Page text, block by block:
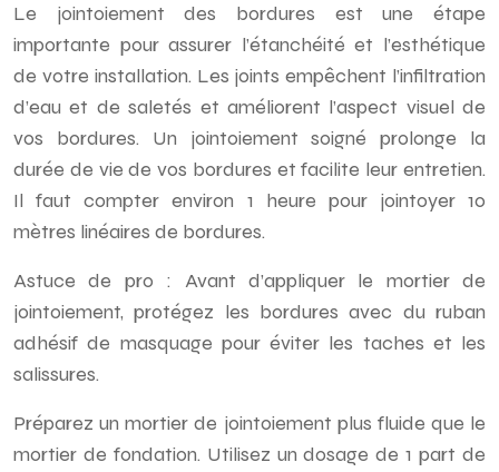
Le jointoiement des bordures est une étape
importante pour assurer l’étanchéité et l’esthétique
de votre installation. Les joints empêchent l’infiltration
d’eau et de saletés et améliorent l’aspect visuel de
vos bordures. Un jointoiement soigné prolonge la
durée de vie de vos bordures et facilite leur entretien.
Il faut compter environ 1 heure pour jointoyer 10
mètres linéaires de bordures.
Astuce de pro : Avant d’appliquer le mortier de
jointoiement, protégez les bordures avec du ruban
adhésif de masquage pour éviter les taches et les
salissures.
Préparez un mortier de jointoiement plus fluide que le
mortier de fondation. Utilisez un dosage de 1 part de